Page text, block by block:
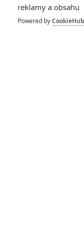
1ČLÁNEK | 30.07.2026
Spider-Man: Zbrusu
překvapivě emotivní a
reklamy a obsahu
Powered by